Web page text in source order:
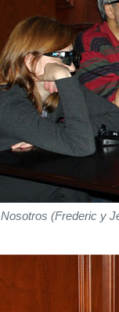
Nosotros (Frederic y